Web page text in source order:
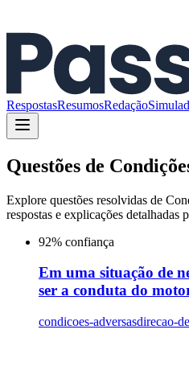
RespostasResumosRedação
Questões de
Explore questões resolvidas de
respostas e explicações detalhadas
92% confiança
Em uma situação de
ser a conduta do
condicoes-adversasdirecao-